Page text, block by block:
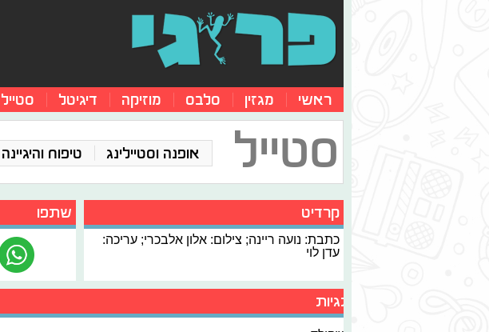
ראשי מגזין סלבס מוזיקה דיגיטל סטייל
סטייל אופנה וסטיילינג טיפוח והיגיינה
קרדיט
כתבת: נועה ריינה; צילום: אלון אלבכרי; עריכה:
עדן לוי
שתפו
תגיות